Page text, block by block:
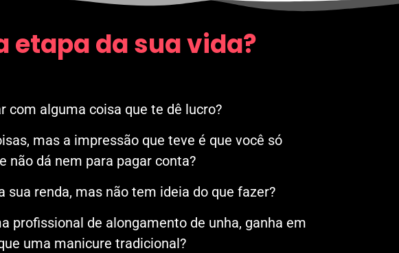
etapa da sua vida?
com alguma coisa que te dê lucro?
mas a impressão que teve é que você só
não dá nem para pagar conta?
sua renda, mas não tem ideia do que fazer?
profissional de alongamento de unha, ganha em
uma manicure tradicional?